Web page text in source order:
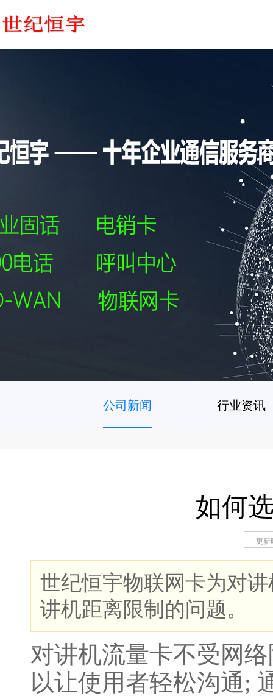
公司新闻 行业资讯
如何
更新
世纪恒宇物联网卡为对
讲机距离限制的问题。
对讲机流量卡不受网
以让使用者轻松沟通;